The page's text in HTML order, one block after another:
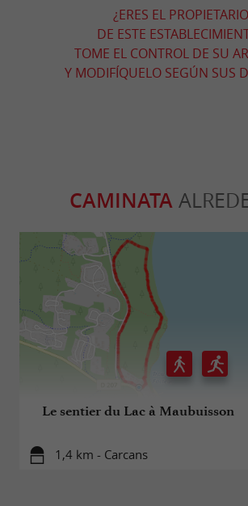
¿ERES EL PROPIETARIO
DE ESTE
TOME EL CONTROL DE SU
Y MODIFÍQUELO SEGÚN SUS
CAMINATA
Le sentier du Lac à Maubuisson
1,4 km - Carcans